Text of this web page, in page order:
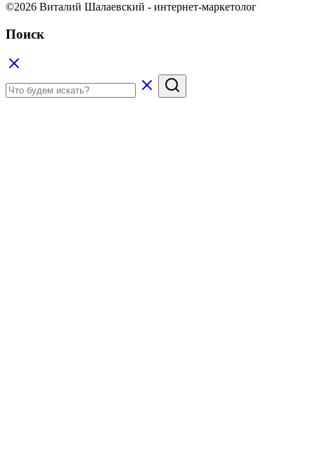
©2026 Виталий Шалаевский - интернет-маркетолог
Поиск